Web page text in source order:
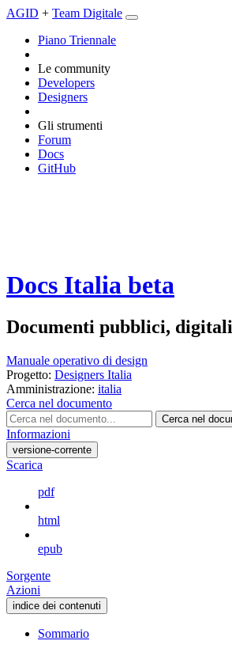
AGID + Team Digitale
Piano Triennale
Le community
Developers
Designers
Gli strumenti
Forum
Docs
GitHub
Docs Italia beta
Documenti pubblici,
Manuale operativo di design
Progetto: Designers Italia
Amministrazione: italia
Cerca nel documento
Cerca nel
Informazioni
versione-corrente
Scarica
pdf
html
epub
Sorgente
Azioni
indice dei contenuti
Sommario